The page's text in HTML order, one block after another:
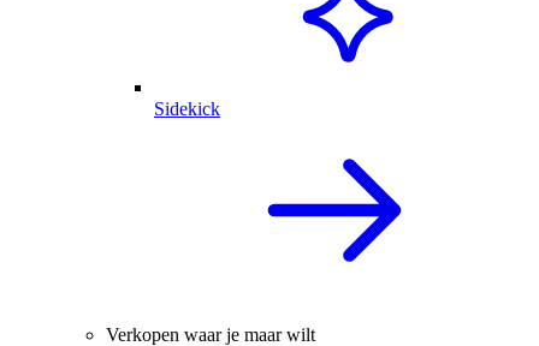
Sidekick
Verkopen waar je maar wilt